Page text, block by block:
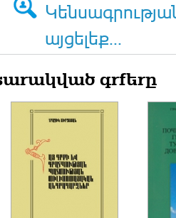
այցելեք...
գրքերը